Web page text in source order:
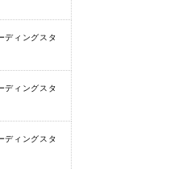
ディングスタ
ディングスタ
ディングスタ